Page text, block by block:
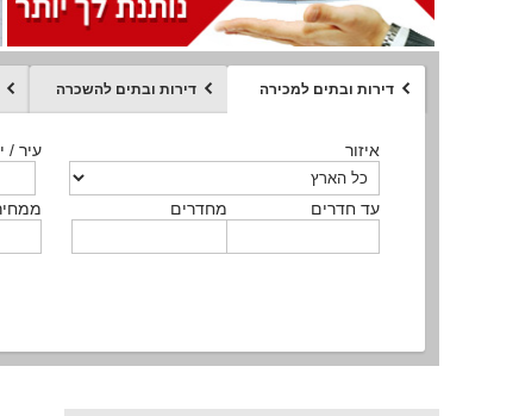
דירות ובתים למכירה דירות ובתים להשכרה
איזור
מחדרים עד חדרים
עיר / איזור
מחדרים עד חדרים
עיר / איזור
מחדרים עד חדרים
עיר / איזור
סוג הנכס
עיר / סוג הנכס
איזור
מחדרים עד חדרים
עיר / איזור
סוג הנכס
עיר /
ממחיר